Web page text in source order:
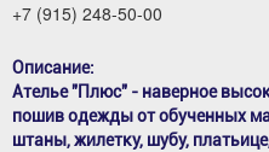
+7 (915) 248-50-00
Описание:
Ателье "Плюс" - наверное
пошив одежды от обученных
штаны, жилетку, шубу,